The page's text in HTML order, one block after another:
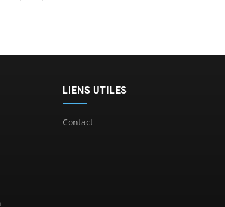
LIENS UTILES
Contact